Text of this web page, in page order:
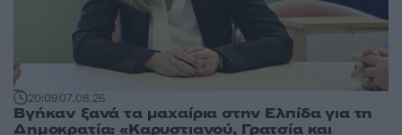
20:0907.08.26
Βγήκαν ξανά τα μαχαίρια στην Ελπίδα για τη
Δημοκρατία: «Καρυστιανού, Γρατσία και